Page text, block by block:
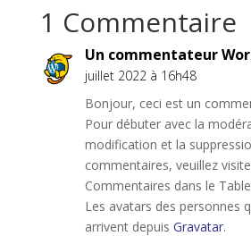
1 Commentaire
Un commentateur
juillet 2022 à 16h48
Bonjour, ceci est un
Pour débuter avec la
modification et la
commentaires, veuillez
Commentaires dans le
Les avatars des personnes
arrivent depuis Gravatar.